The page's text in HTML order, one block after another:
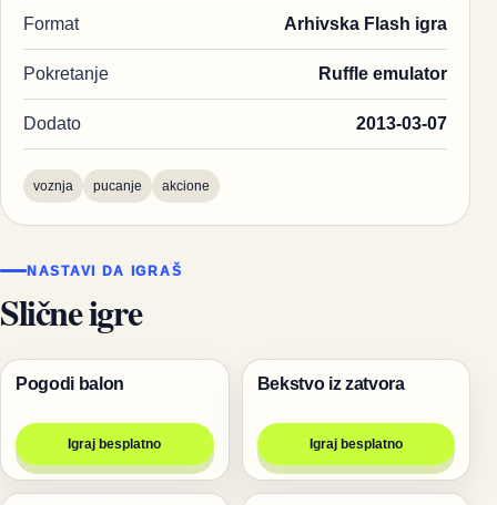
Format Arhivska Flash igra
Pokretanje Ruffle emulator
Dodato 2013-03-07
voznja pucanje akcione
NASTAVI DA IGRAŠ
Slične igre
Igre
Pogodi balon
Igraj besplatno
Igre
Bekstvo iz zatvora
Igraj besplatno